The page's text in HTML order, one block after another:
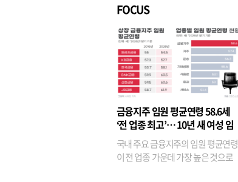
FOCUS
금융지주 임원 평균연령 58.6세
‘전 업종 최고’… 10년 새 여성 임
원은 14배 껑충
국내 주요 금융지주의 임원 평균연령
이 전 업종 가운데 가장 높은 것으로